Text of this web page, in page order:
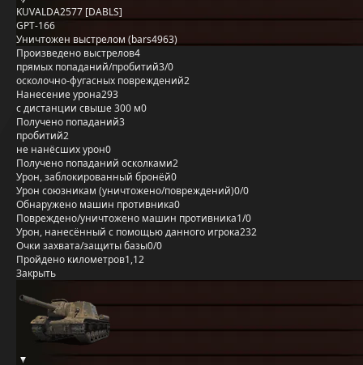
KUVALDA2577 [DABLS]
GPT-166
Уничтожен выстрелом (bars4963)
Произведено выстрелов4
прямых попаданий/пробитий3/0
осколочно-фугасных повреждений2
Нанесение урона293
с дистанции свыше 300 м0
Получено попаданий3
пробитий2
не нанёсших урон0
Получено попаданий осколками2
Урон, заблокированный бронёй0
Урон союзникам (уничтожено/повреждений)0/0
Обнаружено машин противника0
Повреждено/уничтожено машин противника1/0
Урон, нанесённый с помощью данного игрока232
Очки захвата/защиты базы0/0
Пройдено километров1,12
Закрыть